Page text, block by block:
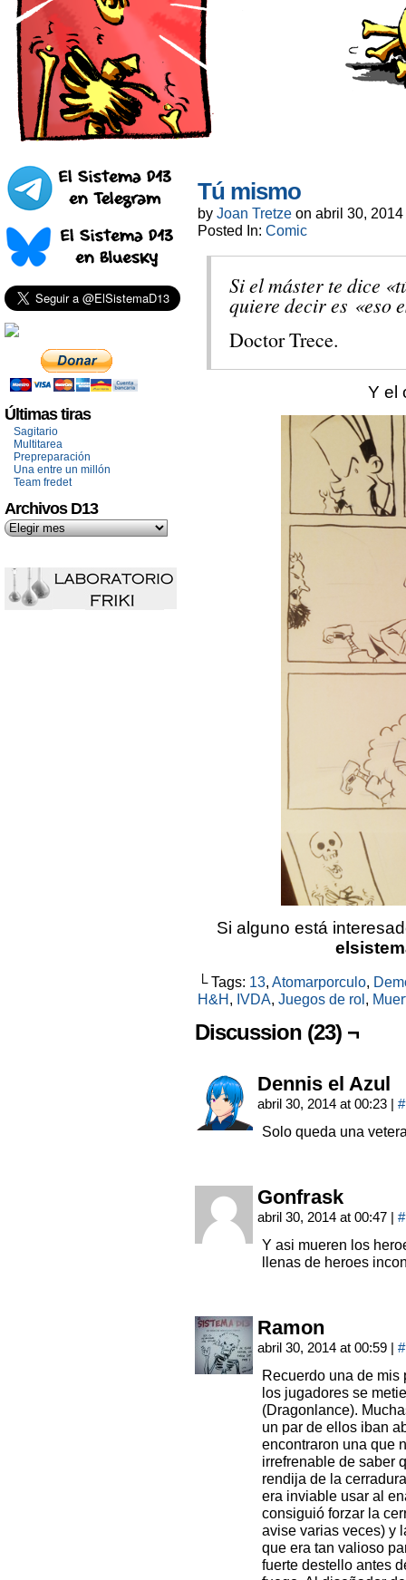
Últimas tiras
Sagitario
Multitarea
Prepreparación
Una entre un millón
Team fredet
Archivos D13
Tú mismo
by Joan Tretze on abril 30, 2014
Posted In: Comic
Si el máster te dice
quiere decir es «eso
Doctor Trece.
Y el
Si alguno está
└ Tags: 13, Atomarporculo,
H&H, IVDA, Juegos de rol,
Discussion (23) ¬
Dennis el Azul
abril 30, 2014 at 00:23 | #
Solo queda una
Gonfrask
abril 30, 2014 at 00:47 | #
Y asi mueren los
llenas de heroes
Ramon
abril 30, 2014 at 00:59 | #
Recuerdo una de mis
los jugadores se
(Dragonlance).
un par de ellos iban
encontraron una que
irrefrenable de saber
rendija de la
era inviable usar al
consiguió forzar la
avise varias veces) y
que era tan valioso
fuerte destello antes